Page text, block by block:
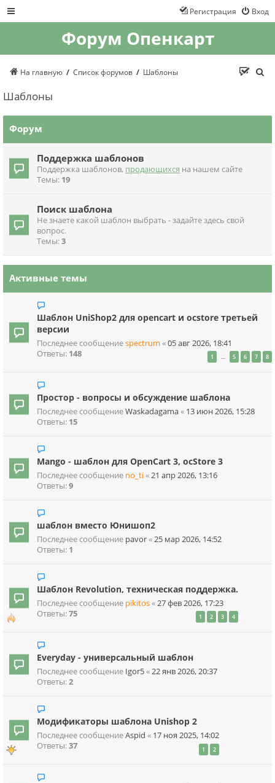
Вход
Регистрация
Форум Опенкарт
На главную Список форумов Шаблоны
Шаблоны
Форум
Поддержка шаблонов
Поддержка шаблонов, продающихся на нашем сайте
Темы: 19
Поиск шаблона
Не знаете какой шаблон выбрать - задайте здесь свой
вопрос.
Темы:3
Активные темы
Шаблон UniShop2 для opencart и ocstore третьей
версии
Последнее сообщениеspectrum «05 авг 2026, 18:41
Ответы: 148 1 … 5 6 7 8
Простор - вопросы и обсуждение шаблона
Последнее сообщениеWaskadagama« 13 июн 2026, 15:28
Ответы: 15
Mango - шаблон для OpenCart 3, ocStore 3
Последнее сообщение no_ti«21 апр 2026, 13:16
Ответы:9
шаблон вместо Юнишоп2
Последнее сообщение pavor«25 мар 2026, 14:52
Ответы: 1
Шаблон Revolution, техническая поддержка.
Последнее сообщение pikitos«27 фев 2026, 17:23
Ответы:75 1 2 3 4
Everyday - универсальный шаблон
Последнее сообщение Igor5«22 янв 2026, 20:37
Ответы:2
Модификаторы шаблона Unishop 2
Последнее сообщениеAspid « 17 ноя 2025, 14:02
Ответы:37 1 2